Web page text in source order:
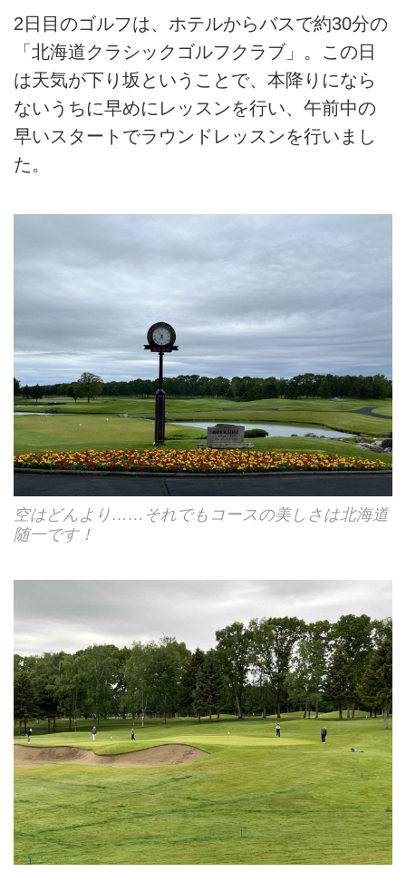
2日目のゴルフは、ホテルからバスで約30分の
「北海道クラシックゴルフクラブ」。この日
は天気が下り坂ということで、本降りになら
ないうちに早めにレッスンを行い、午前中の
早いスタートでラウンドレッスンを行いまし
た。
空はどんより……それでもコースの美しさは北海道
随一です！